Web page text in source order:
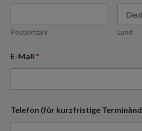
Postleitzahl Land
E-Mail *
Telefon (für kurzfristige